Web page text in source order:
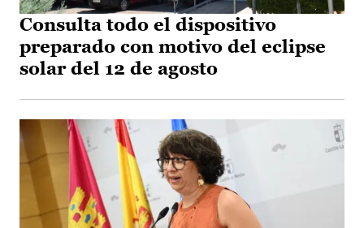
Consulta todo el dispositivo
preparado con motivo del eclipse
solar del 12 de agosto